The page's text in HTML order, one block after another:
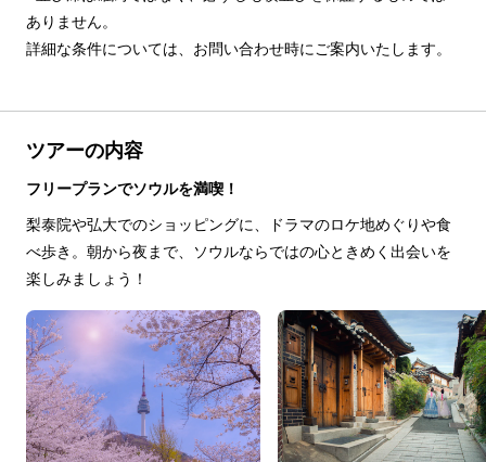
ありません。
詳細な条件については、お問い合わせ時にご案内いたします。
ツアーの内容
フリープランでソウルを満喫！
梨泰院や弘大でのショッピングに、ドラマのロケ地めぐりや食
べ歩き。朝から夜まで、ソウルならではの心ときめく出会いを
楽しみましょう！